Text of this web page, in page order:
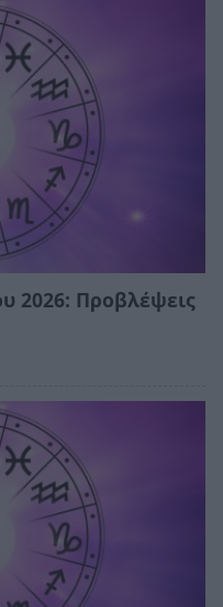
2026: Προβλέψεις